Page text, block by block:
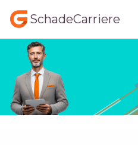
SchadeCarriere